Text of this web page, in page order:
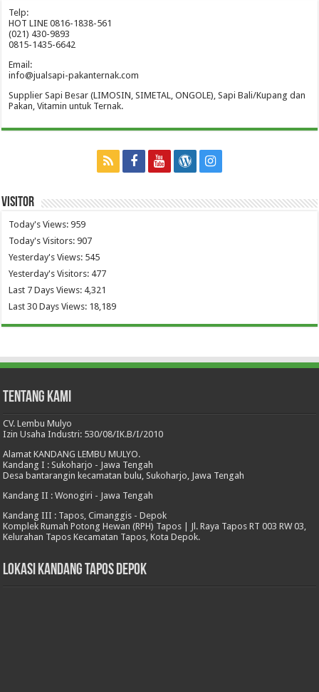
Telp:
HOT LINE 0816-1838-561
(021) 430-9893
0815-1435-6642
Email:
info@jualsapi-pakanternak.com
Supplier Sapi Besar (LIMOSIN, SIMETAL, ONGOLE), Sapi Bali/Kupang dan
Pakan, Vitamin untuk Ternak.
Visitor
Today's Views:959
Today's Visitors:907
Yesterday's Views: 545
Yesterday's Visitors: 477
Last 7 Days Views: 4,321
Last 30 Days Views: 18,189
Tentang Kami
CV. Lembu Mulyo
Izin Usaha Industri: 530/08/IK.B/I/2010
Alamat KANDANG LEMBU MULYO.
Kandang I : Sukoharjo - Jawa Tengah
Desa bantarangin kecamatan bulu, Sukoharjo, Jawa Tengah
Kandang II : Wonogiri - Jawa Tengah
Kandang III : Tapos, Cimanggis - Depok
Komplek Rumah Potong Hewan (RPH) Tapos | Jl. Raya Tapos RT 003 RW 03,
Kelurahan Tapos Kecamatan Tapos, Kota Depok.
Lokasi Kandang Tapos Depok